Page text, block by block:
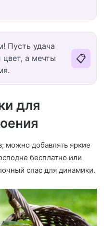
Пусть удача
цвет, а мечты
📋
для
можно добавлять яркие
бесплатно или
спас для динамики.